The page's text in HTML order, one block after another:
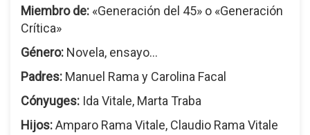
Miembro de: «Generación del 45» o «Generación
Crítica»
Género: Novela, ensayo...
Padres: Manuel Rama y Carolina Facal
Cónyuges: Ida Vitale, Marta Traba
Hijos:Amparo Rama Vitale, Claudio Rama Vitale